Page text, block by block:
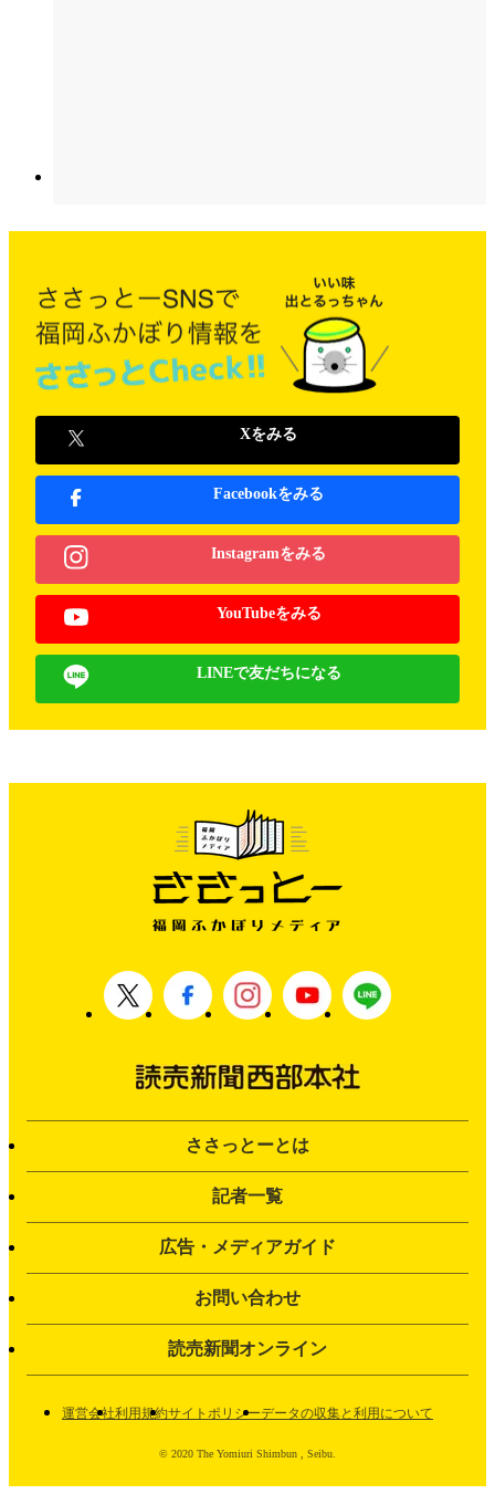
Xをみる
Facebookをみる
Instagramをみる
YouTubeをみる
LINEで友だちになる
ささっとーとは
記者一覧
広告・メディアガイド
お問い合わせ
読売新聞オンライン
運営会社利用規約サイトポリシーデータの収集と利用について
© 2020 The Yomiuri Shimbun , Seibu.